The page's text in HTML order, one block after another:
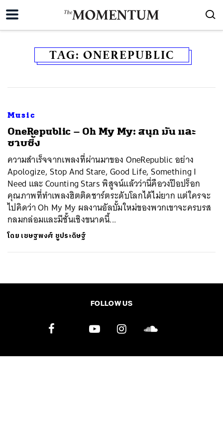
TAG: ONEREPUBLIC
Music
​OneRepublic – Oh My My: สนุก มัน และ
ซาบซึ้ง
ความสำเร็จจากเพลงที่ผ่านมาของ OneRepublic อย่าง
Apologize, Stop And Stare, Good Life, Something I
Need และ Counting Stars พิสูจน์แล้วว่านี่คือวงป๊อปร็อก
คุณภาพที่ทำเพลงฮิตติดชาร์ตระดับโลกได้ไม่ยาก แต่ใครจะ
ไปคิดว่า Oh My My ผลงานอัลบั้มใหม่ของพวกเขาจะครบรส
กลมกล่อมและมีชั้นเชิงขนาดนี้...
โดย เชษฐพงศ์ ชูประดิษฐ์
FOLLOW US
ค้นหา
SHARE TWEET